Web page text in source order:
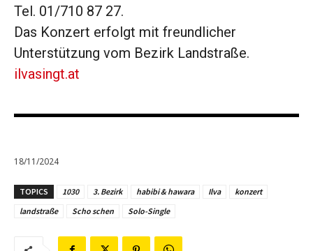
Tel. 01/710 87 27.
Das Konzert erfolgt mit freundlicher
Unterstützung vom Bezirk Landstraße.
ilvasingt.at
18/11/2024
TOPICS 1030 3. Bezirk habibi & hawara Ilva
konzert
landstraße
Scho schen Solo-Single